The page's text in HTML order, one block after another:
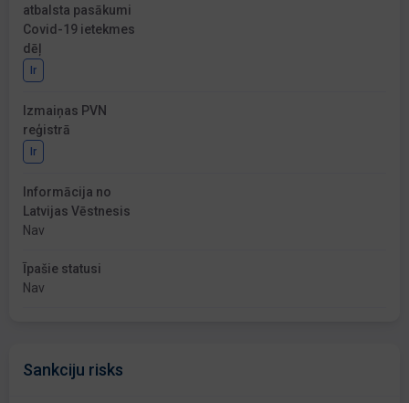
atbalsta pasākumi
Covid-19 ietekmes
dēļ
Ir
Izmaiņas PVN
reģistrā
Ir
Informācija no
Latvijas Vēstnesis
Nav
Īpašie statusi
Nav
Sankciju risks